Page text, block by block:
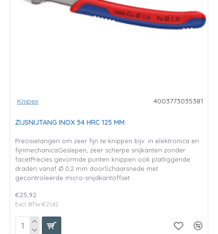
Knipex 4003773035381
ZIJSNIJTANG INOX 54 HRC 125 MM
Precisietangen om zeer fijn te knippen bijv. in elektronica en
fijnmechanicaGeslepen, zeer scherpe snijkanten zonder
facetPrecies gevormde punten knippen ook platliggende
draden vanaf Ø 0,2 mm doorSchaarsnede met
gecontroleerde micro-snijdkantoffset ..
€25,92
Excl. BTW:€21,42